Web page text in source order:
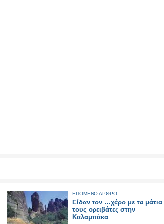
ΕΠΟΜΕΝΟ ΑΡΘΡΟ
Είδαν τον …χάρο με τα μάτια
τους ορειβάτες στην
Καλαμπάκα